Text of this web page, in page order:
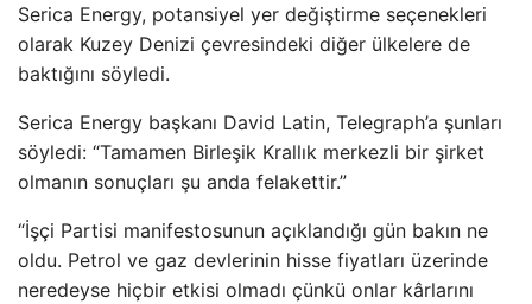
Serica Energy, potansiyel yer değiştirme seçenekleri
olarak Kuzey Denizi çevresindeki diğer ülkelere de
baktığını söyledi.
Serica Energy başkanı David Latin, Telegraph’a şunları
söyledi: “Tamamen Birleşik Krallık merkezli bir şirket
olmanın sonuçları şu anda felakettir.”
“İşçi Partisi manifestosunun açıklandığı gün bakın ne
oldu. Petrol ve gaz devlerinin hisse fiyatları üzerinde
neredeyse hiçbir etkisi olmadı çünkü onlar kârlarını